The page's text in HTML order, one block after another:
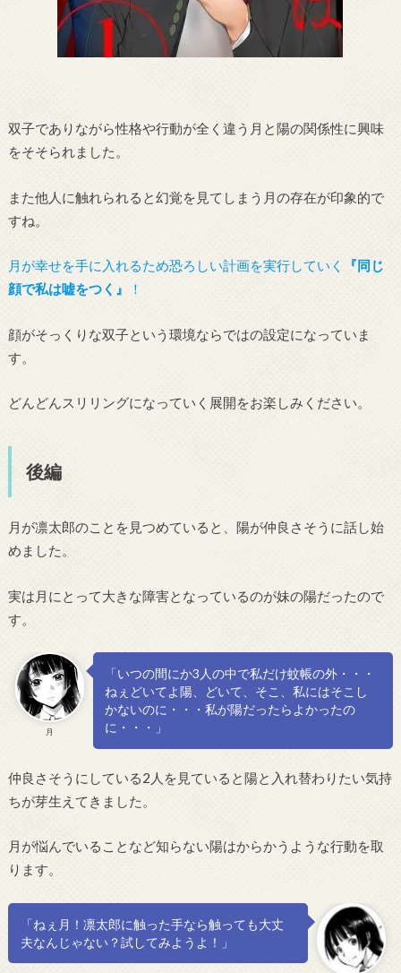
双子でありながら性格や行動が全く違う月と陽の関係性に興味
をそそられました。
また他人に触れられると幻覚を見てしまう月の存在が印象的で
すね。
月が幸せを手に入れるため恐ろしい計画を実行していく
『同じ
顔で私は嘘をつく』
！
顔がそっくりな双子という環境ならではの設定になっていま
す。
どんどんスリリングになっていく展開をお楽しみください。
後編
月が凛太郎のことを見つめていると、陽が仲良さそうに話し始
めました。
実は月にとって大きな障害となっているのが妹の陽だったので
す。
月
「いつの間にか3人の中で私だけ蚊帳の外・・・
ねぇどいてよ陽、どいて、そこ、私にはそこし
かないのに・・・私が陽だったらよかったの
に・・・」
仲良さそうにしている2人を見ていると陽と入れ替わりたい気持
ちが芽生えてきました。
月が悩んでいることなど知らない陽はからかうような行動を取
ります。
「ねぇ月！凛太郎に触った手なら触っても大丈
夫なんじゃない？試してみようよ！」